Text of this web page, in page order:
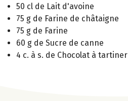
50 cl de Lait d'avoine
75 g de Farine de châtaigne
75 g de Farine
60 g de Sucre de canne
4 c. à s. de Chocolat à tartiner